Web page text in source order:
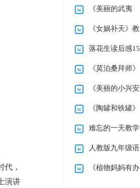
代，
演讲
《美丽的武夷
山》教学设计
《女娲补天》教
学设计落花生读后感15
篇 《莫泊桑拜师》
教学设计《美丽的小兴安
岭》第二课时教学设
计
《陶罐和铁罐》
教学设计15篇
难忘的一天教学
设计 人教版九年级语
文上册《雨说》教学
《植物妈妈有办